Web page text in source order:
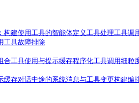
构建使用工具的智能体定义工具处理工具调
工具故障排除
合工具使用与提示缓存程序化工具调用细粒
缓存对话中途的系统消息与工具变更构建编